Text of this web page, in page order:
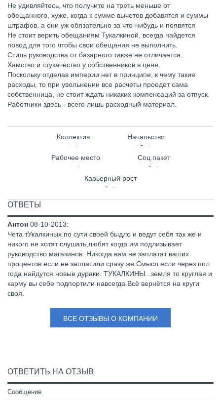
Не удивляйтесь, что получите на треть меньше от
обещанного, хуже, когда к сумме вычетов добавятся и суммы
штрафов, а они уж обязательно за что-нибудь и появятся
Не стоит верить обещаниям Тукалкиной, всегда найдется
повод для того чтобы свои обещания не выполнить.
Стиль руководства от базарного также не отличается.
Хамство и стукачество у собственников в цене.
Поскольку отделав империи нет в принципе, к чему такие
расходы, то при увольнении все расчеты проедет сама
собственница, не стоит ждать никаких компенсаций за отпуск.
Работники здесь - всего лишь расходный материал.
Коллектив Начальство
Рабочее место Соц.пакет
Карьерный рост
ОТВЕТЫ
Антон 08-10-2013:
Чета тУкалкиных по сути своей быдло и ведут себя так же и
никого не хотят слушать,любят когда им подлизывает
руководство магазинов. Никогда вам не заплатят ваших
процентов если не заплатили сразу же.Смысл если через пол
года найдутся новые дураки. ТУКАЛКИНЫ...земля то круглая и
карму вы себе подпортили навсегда.Всё вернётся на круги
своя.
ВСЕ ОТЗЫВЫ О КОМПАНИИ
ОТВЕТИТЬ НА ОТЗЫВ
Сообщение